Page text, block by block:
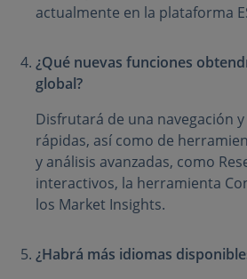
actualmente en la plataforma
¿Qué nuevas funciones
global?
Disfrutará de una navegación
rápidas, así como de
y análisis avanzadas, como
interactivos, la herramienta
los Market Insights.
¿Habrá más idiomas